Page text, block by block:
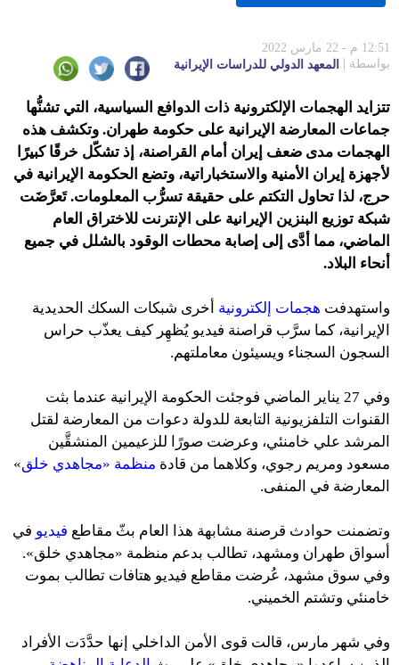
12:51 م - 22 مارس 2022
بواسطة
المعهد الدولي للدراسات الإيرانية
تتزايد الهجمات الإلكترونية ذات الدوافع السياسية، التي تشنُّها
جماعات المعارضة الإيرانية على حكومة طهران. وتكشف هذه
الهجمات مدى ضعف إيران أمام القراصنة، إذ تشكّل خرقًا كبيرًا
لأجهزة إيران الأمنية والاستخباراتية، وتضع الحكومة الإيرانية في
حرج، لذا تحاول التكتم على حقيقة تسرُّب المعلومات. تَعرَّضَت
شبكة توزيع البنزين الإيرانية على الإنترنت للاختراق العام
الماضي، مما أدَّى إلى إصابة محطات الوقود بالشلل في جميع
أنحاء البلاد.
واستهدفت هجمات إلكترونية أخرى شبكات السكك الحديدية
الإيرانية، كما سرَّب قراصنة فيديو يُظهِر كيف يعذّب حراس
السجون السجناء ويسيئون معاملتهم.
وفي 27 يناير الماضي فوجئت الحكومة الإيرانية عندما بثت
القنوات التلفزيونية التابعة للدولة دعوات من المعارضة لقتل
المرشد علي خامنئي، وعرضت صورًا للزعيمين المنشقَّين
مسعود ومريم رجوي، وكلاهما من قادة منظمة «مجاهدي خلق»
المعارضة في المنفى.
وتضمنت حوادث قرصنة مشابهة هذا العام بثّ مقاطع فيديو في
أسواق طهران ومشهد، تطالب بدعم منظمة «مجاهدي خلق».
وفي سوق مشهد، عُرضت مقاطع فيديو هتافات تطالب بموت
خامنئي وتشتم الخميني.
وفي شهر مارس، قالت قوى الأمن الداخلي إنها حدَّدَت الأفراد